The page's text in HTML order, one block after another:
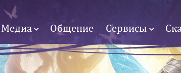
Медиа Общение Сервисы